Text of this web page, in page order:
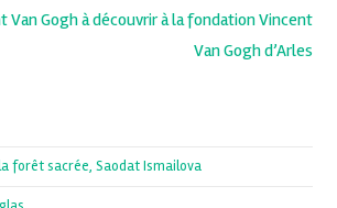
Van Gogh à découvrir à la fondation Vincent
Van Gogh d’Arles
forêt sacrée, Saodat Ismailova